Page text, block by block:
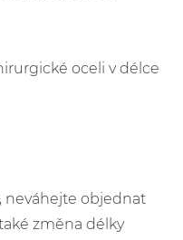
oceli v délce
neváhejte objednat
změna délky